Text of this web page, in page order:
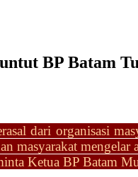
BP Batam
dari organisasi
masyarakat mengelar
Ketua BP Batam